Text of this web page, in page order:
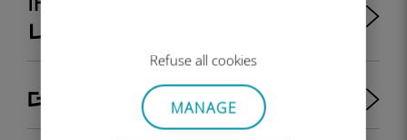
Refuse all cookies
MANAGE
나요?
데이터를 절약하는 방법